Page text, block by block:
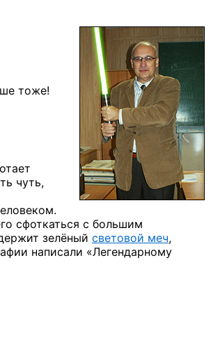
тоже!
чуть,
сфоткаться с большим
зелёный световой меч,
написали «Легендарному